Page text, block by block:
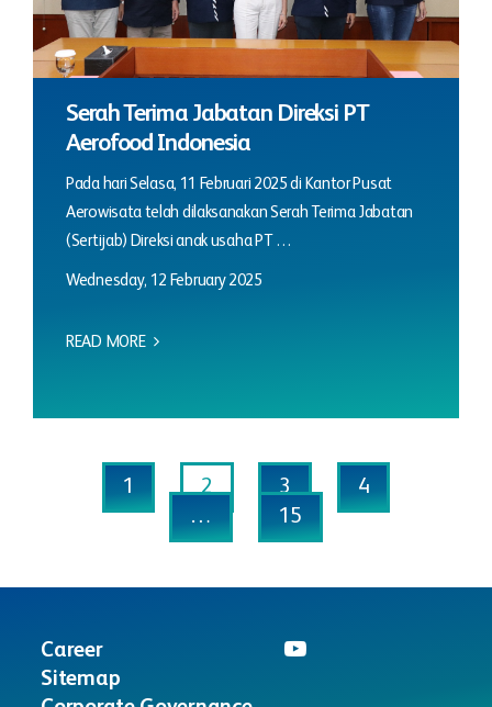
Serah Terima Jabatan Direksi PT
Aerofood Indonesia
Pada hari Selasa, 11 Februari 2025 di Kantor Pusat
Aerowisata telah dilaksanakan Serah Terima Jabatan
(Sertijab) Direksi anak usaha PT …
Wednesday, 12 February 2025
READ MORE
1 2 3
4
…
15
Career
Sitemap